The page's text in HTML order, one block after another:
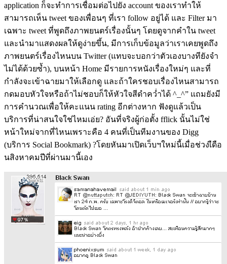
application ก็จะทำการเชื่อมต่อไปยัง account ของเราทำให้
สามารถเห็น tweet ของเพื่อนๆ ที่เรา follow อยู่ได้ และ Filter มา
เฉพาะ tweet ที่พูดถึงภาพยนตร์เรื่องนั้นๆ โดยดูจากคำใน tweet
และนำมาแสดงผลให้ดูง่ายขึ้น, มีการเก็บข้อมูลว่าเราเคยพูดถึง
ภาพยนตร์เรื่องไหนบน Twitter (แทบจะบอกว่าตัวเองบางทียังจำ
ไม่ได้ด้วยซ้ำ), บนหน้า Home มีรายการหนังเรื่องใหม่ๆ และที่
กำลังจะเข้าฉายมาให้เลือกดู และถ้าใครชอบเรื่องไหนสามารถ
กดมอบหัวใจหรือถ้าไม่ชอบก็ให้หัวใจสีดำคว่ำได้ ^_^” แถมยังมี
การคำนวณเพื่อให้คะแนน rating อีกต่างหาก ฟังดูแล้วเป็น
บริการที่น่าสนใจใช่ไหมเอ่ย? อันที่จริงผู้ก่อตั้ง fflick นั้นไม่ใช่
หน้าใหม่จากที่ไหนเพราะคือ 4 คนที่เป็นทีมงานของ Digg
(บริการ Social Bookmark) ?โดยหันมาเปิดเว็บฯใหม่นี้เมื่อช่วงเืดือ
นสิงหาคมปีที่ผ่านมานี้เอง